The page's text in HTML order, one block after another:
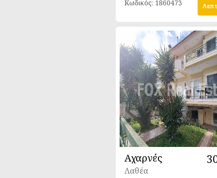
Κωδικός: 1860473
Αχαρνές
Λαθέα